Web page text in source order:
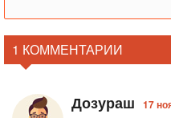
1 КОММЕНТАРИИ
Дозураш 17